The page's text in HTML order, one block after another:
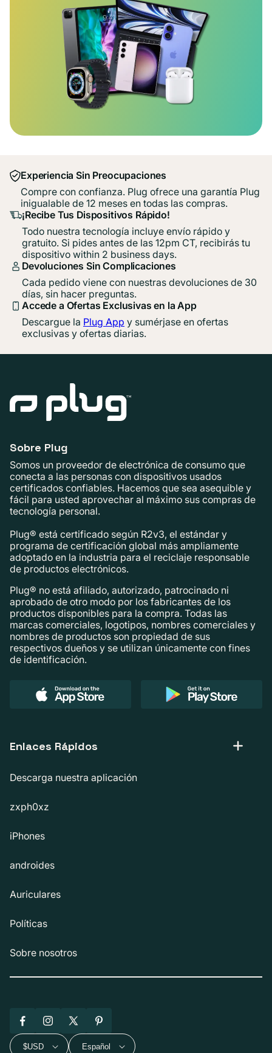
Experiencia Sin Preocupaciones
Compre con confianza. Plug ofrece una garantía Plug
inigualable de 12 meses en todas las compras.
¡Recibe Tus Dispositivos Rápido!
Todo nuestra tecnología incluye envío rápido y
gratuito. Si pides antes de las 12pm CT, recibirás tu
dispositivo within 2 business days.
Devoluciones Sin Complicaciones
Cada pedido viene con nuestras devoluciones de 30
días, sin hacer preguntas.
Accede a Ofertas Exclusivas en la App
Descargue la Plug App y sumérjase en ofertas
exclusivas y ofertas diarias.
Sobre Plug
Somos un proveedor de electrónica de consumo que
conecta a las personas con dispositivos usados ​​
certificados confiables. Hacemos que sea asequible y
fácil para usted aprovechar al máximo sus compras de
tecnología personal.
Plug® está certificado según R2v3, el estándar y
programa de certificación global más ampliamente
adoptado en la industria para el reciclaje responsable
de productos electrónicos.
Plug® no está afiliado, autorizado, patrocinado ni
aprobado de otro modo por los fabricantes de los
productos disponibles para la compra. Todas las
marcas comerciales, logotipos, nombres comerciales y
nombres de productos son propiedad de sus
respectivos dueños y se utilizan únicamente con fines
de identificación.
Enlaces Rápidos
Descarga nuestra aplicación
zxph0xz
iPhones
androides
Auriculares
Políticas
Sobre nosotros
FacebookInstagram
X
(Twitter)
Pinterest
$USD Español